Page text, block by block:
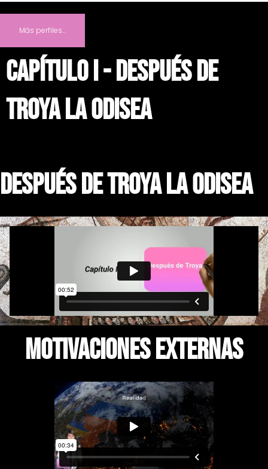
Más perfiles...
CAPÍTULO i - DESPUÉS DE
TROYA LA ODISEA
DESPUÉS DE TROYA LA ODISEA
MOTIVACIONES EXTERNAS